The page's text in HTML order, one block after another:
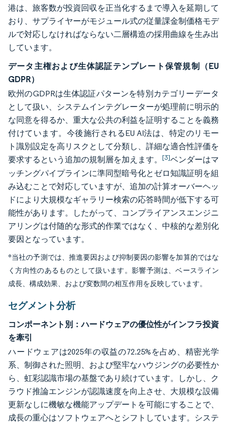
港は、旅客数が投資回収を正当化するまで導入を延期して
おり、サプライヤーがモジュール式の従量課金制価格モデ
ルで対応しなければならない二層構造の採用曲線を生み出
しています。
データ主権および生体認証テンプレート保管規制（EU
GDPR）
欧州のGDPRは生体認証パターンを特別カテゴリーデータ
として扱い、システムインテグレーターが処理前に明示的
な同意を得るか、重大な公共の利益を証明することを義務
付けています。今後施行されるEU AI法は、特定のリモー
ト識別設定を高リスクとして分類し、詳細な適合性評価を
要求するという追加の規制層を加えます。 [3]ベンダーはマ
ッチングパイプラインに準同型暗号化とゼロ知識証明を組
み込むことで対応していますが、追加の計算オーバーヘッ
ドにより大規模なギャラリー検索の応答時間が低下する可
能性があります。したがって、コンプライアンスエンジニ
アリングは付随的な形式的作業ではなく、中核的な差別化
要因となっています。
*当社の予測では、推進要因および抑制要因の影響を加算的ではな
く方向性のあるものとして扱います。影響予測は、ベースライン
成長、構成効果、および変数間の相互作用を反映しています。
セグメント分析
コンポーネント別：ハードウェアの優位性がインフラ投資
を牽引
ハードウェアは2025年の収益の72.25%を占め、精密光学
系、制御された照明、および堅牢なハウジングの必要性か
ら、虹彩認識市場の基盤であり続けています。しかし、ク
ラウド推論エンジンが認識速度を向上させ、大規模な設備
更新なしに機敏な機能アップデートを可能にすることで、
成長の重心はソフトウェアへとシフトしています。システ